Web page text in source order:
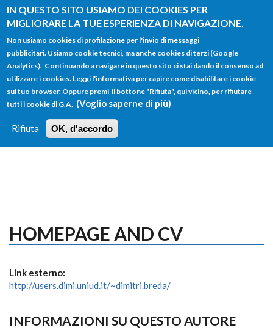
IN QUESTO SITO USIAMO DEI COOKIES PER
MIGLIORARE LA TUE ESPERIENZA DI NAVIGAZIONE.
Non usiamo cookies di profilazione per l'invio di messaggi
pubblicitari. Usiamo cookie tecnici, ma anche cookies di terzi (Google
Analytics). Continuando a navigare in questo sito ci stai dando il consenso ad
utilizzare i cookies. Leggi l'informativa per capire come disabilitare i cookie
sul tuo browser. Oppure premi il bottone "Rifiuta", qui vicino, per rifiutare
tutti i cookie di G.A. (Voglio saperne di più)
Rifiuta OK, d'accordo
Salta al contenuto principale
FORM
DI
RICERCA
Main menu
HOME TUTTI I PROFILI
LOGIN
HOMEPAGE AND CV
Link esterno:
http://users.dimi.uniud.it/~dimitri.breda/
INFORMAZIONI SU QUESTO AUTORE